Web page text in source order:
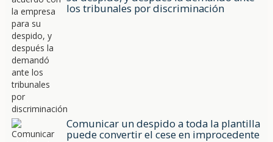
los tribunales por discriminación
Comunicar un despido a toda la plantilla
puede convertir el cese en improcedente